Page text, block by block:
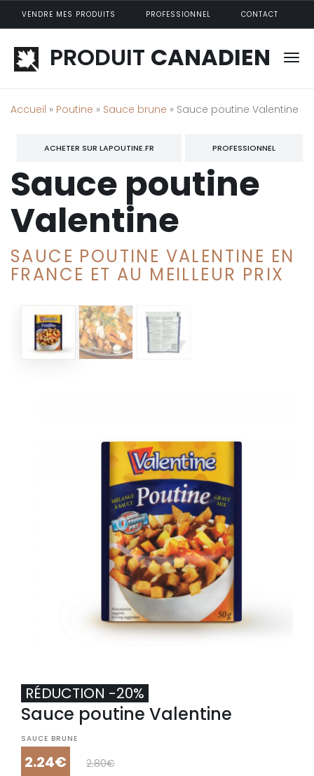
Aller au contenu principal
VENDRE MES PRODUITS PROFESSIONNEL CONTACT
PRODUIT CANADIEN
Accueil » Poutine » Sauce brune » Sauce poutine Valentine
ACHETER SUR LAPOUTINE.FR PROFESSIONNEL
Sauce poutine
Valentine
SAUCE POUTINE VALENTINE EN
FRANCE ET AU MEILLEUR PRIX
Sauce poutine Valentine
SAUCE BRUNE
2.24€
2.80€
RÉDUCTION -20%